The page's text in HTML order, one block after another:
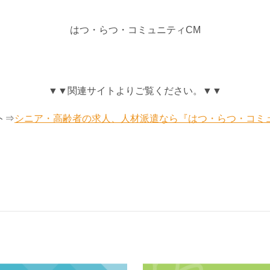
はつ・らつ・コミュニティCM
▼▼関連サイトよりご覧ください。▼▼
⇒シニア・高齢者の求人、人材派遣なら『はつ・らつ・コミ